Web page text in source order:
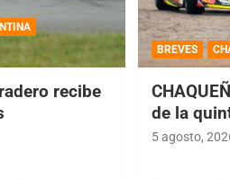
recibe
BREVES
de la
5 agosto,